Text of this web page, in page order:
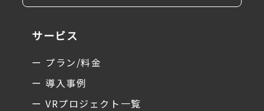
サービス
ー プラン/料金
ー 導入事例
ー VRプロジェクト一覧